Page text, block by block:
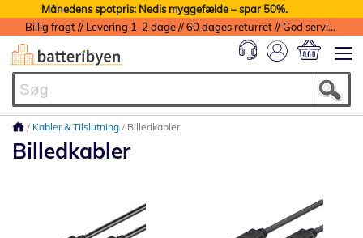
Månedens spotpris: Nedis myggefælde – spar 50%.
Billig fragt // Levering 1-2 dage // 60 dages returret // God service med garanti
Kabler & Tilslutning Billedkabler
Billedkabler